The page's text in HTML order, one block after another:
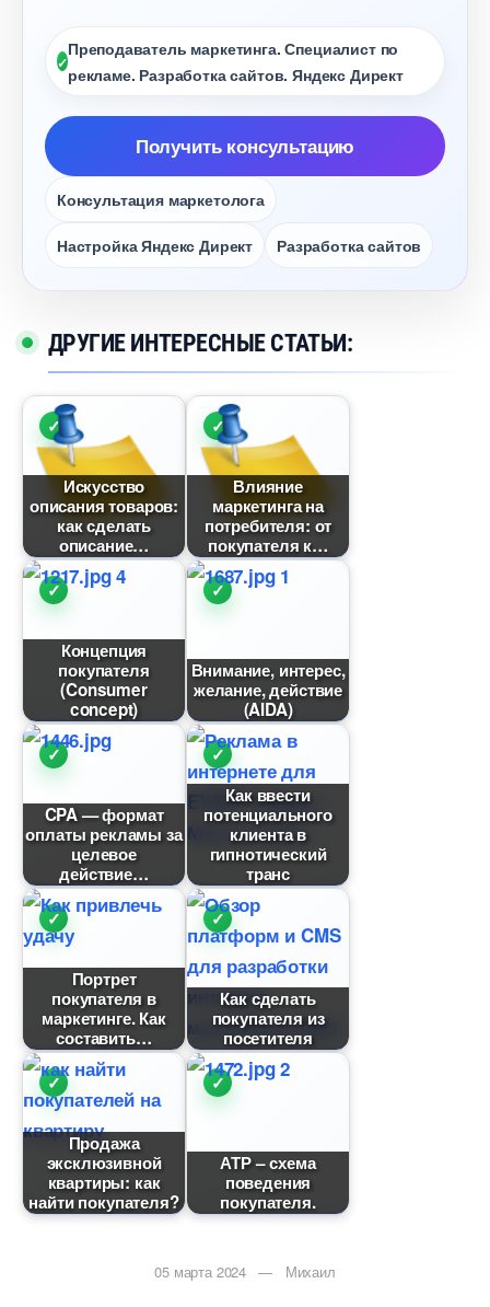
Преподаватель маркетинга. Специалист по
рекламе. Разработка сайтов. Яндекс Директ
Получить консультацию
Консультация маркетолога
Настройка Яндекс Директ Разработка сайто
ДРУГИЕ ИНТЕРЕСНЫЕ СТАТЬИ:
Искусство
описания товаров:
как сделать
описание
лияние
маркетинга на
потребителя: от
покупателя к
Концепция
покупателя
(Consumer
concept)
нимание, интерес,
желание, действие
(AIDA)
CPA — формат
оплаты рекламы за
целевое
действие
Как ввести
потенциального
клиента
ипнотический
транс
Портрет
покупателя
маркетинге. Как
составить
Как сделать
покупателя из
посетителя
Продажа
эксклюзивной
квартиры: как
найти покупателя?
АТР – схема
поведения
покупателя.
05 марта 2024 — Михаил